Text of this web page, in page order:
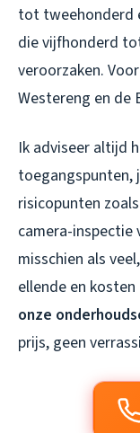
tot tweehonderd
die vijfhonderd
veroorzaken.
Westereng en de
Ik adviseer altijd
toegangspunten,
risicopunten
camera-
misschien als
ellende en
onze
prijs, geen